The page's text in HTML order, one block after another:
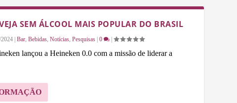
SEM ÁLCOOL MAIS POPULAR DO BRASIL
2024 Bar, Bebidas, Notícias, Pesquisas 0
lançou a Heineken 0.0 com a missão de liderar a